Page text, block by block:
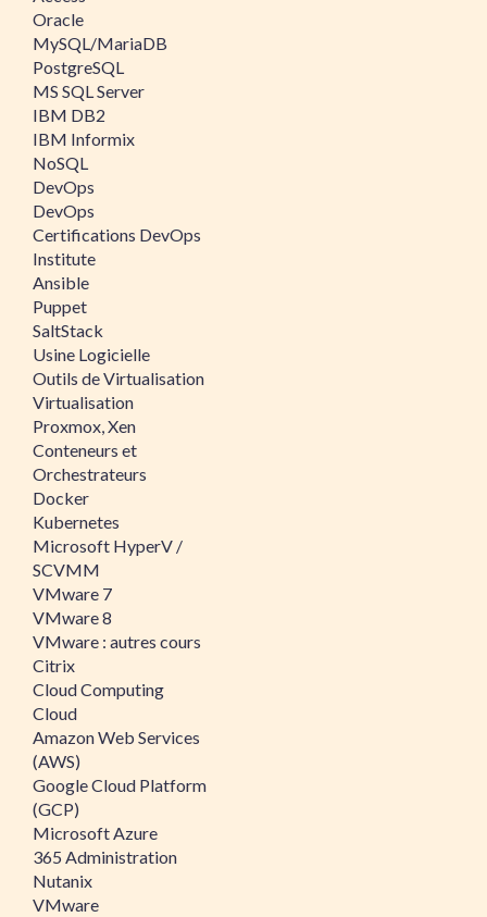
Oracle
MySQL/MariaDB
PostgreSQL
MS SQL Server
IBM DB2
IBM Informix
NoSQL
DevOps
DevOps
Certifications DevOps
Institute
Ansible
Puppet
SaltStack
Usine Logicielle
Outils de Virtualisation
Virtualisation
Proxmox, Xen
Conteneurs et
Orchestrateurs
Docker
Kubernetes
Microsoft HyperV /
SCVMM
VMware 7
VMware 8
VMware : autres cours
Citrix
Cloud Computing
Cloud
Amazon Web Services
(AWS)
Google Cloud Platform
(GCP)
Microsoft Azure
365 Administration
Nutanix
VMware